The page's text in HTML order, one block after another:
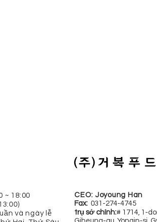
~ 18:00
và ngày lễ
CEO: Joyoung Han
​Fax: 031-274-4745
trụ sở chính:# 1714, 1-